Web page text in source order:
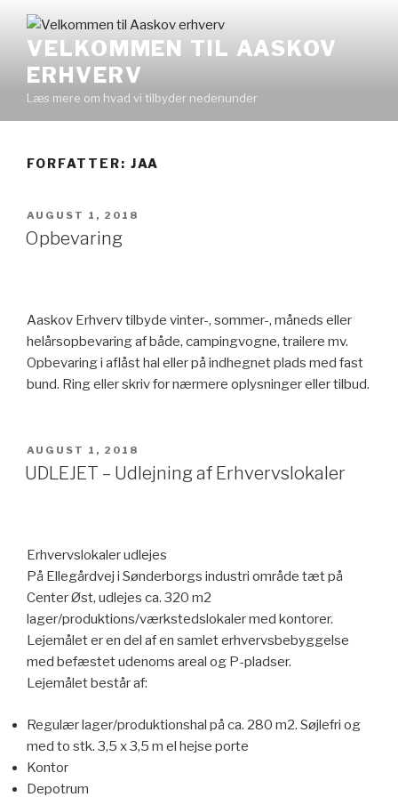
indholdVELKOMMEN TIL AASKOV
ERHVERV
Læs mere om hvad vi tilbyder nedenunder
FORFATTER: JAA
UDGIVET
DEN
AUGUST 1, 2018
Opbevaring
Aaskov Erhverv tilbyde vinter-, sommer-, måneds eller
helårsopbevaring af både, campingvogne, trailere mv.
Opbevaring i aflåst hal eller på indhegnet plads med fast
bund. Ring eller skriv for nærmere oplysninger eller tilbud.
UDGIVET
DEN
AUGUST 1, 2018
UDLEJET – Udlejning af Erhvervslokaler
Erhvervslokaler udlejes
På Ellegårdvej i Sønderborgs industri område tæt på
Center Øst, udlejes ca. 320 m2
lager/produktions/værkstedslokaler med kontorer.
Lejemålet er en del af en samlet erhvervsbebyggelse
med befæstet udenoms areal og P-pladser.
Lejemålet består af:
Regulær lager/produktionshal på ca. 280 m2. Søjlefri og
med to stk. 3,5 x 3,5 m el hejse porte
Kontor
Depotrum